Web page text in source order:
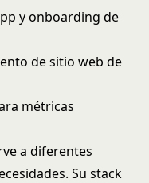
y onboarding de
de sitio web de
métricas
a diferentes
Su stack